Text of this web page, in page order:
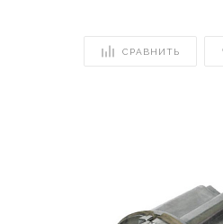
СРАВНИТЬ